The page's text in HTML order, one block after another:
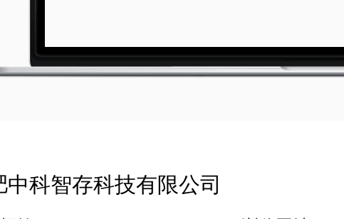
中科智存科技有限公司